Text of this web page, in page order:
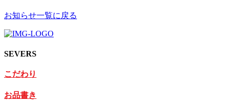
お知らせ一覧に戻る
SEVERS
こだわり
お品書き